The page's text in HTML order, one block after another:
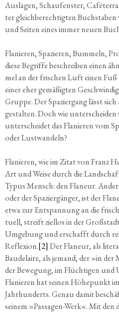
Aus­la­gen, Schau­fens­ter,
ter gleich­be­rech­tig­ten Buch­sta­ben
und Sei­ten eines immer neu­en
Fla­nie­ren, Spa­zie­ren, Bum­meln,
die­se Begrif­fe beschrei­ben einen
mel an der fri­schen Luft einen
einer eher gemä­ßig­ten
Grup­pe. Der Spa­zier­gang lässt
gestal­ten. Doch wie unter­schei­den
unter­schei­det das Fla­nie­ren vom
oder Lustwandeln?
Fla­nie­ren, wie im Zitat von Franz
Art und Wei­se durch die
Typus Mensch: den Fla­neur.
oder der Spa­zier­gän­ger, ist der
etwa zur Ent­span­nung an die
tu­ell, streift ziel­los in der
Umge­bung und erschafft durch
Refle­xi­on.[2] Der Fla­neur, als
Bau­de­lai­re, als jemand, der »in der
der Bewe­gung, im Flüch­ti­gen und
Fla­nie­ren hat sei­nen Höhe­punkt
Jahr­hun­derts. Genau damit
sei­nem »Pas­sa­gen-Werk«. Mit